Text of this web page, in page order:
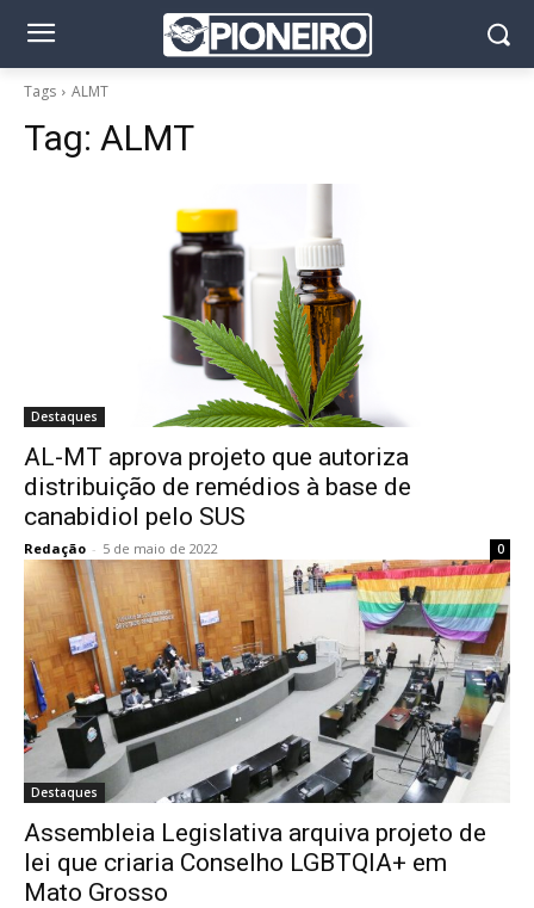
Tags ALMT
Tag: ALMT
Destaques
AL-MT aprova projeto que autoriza
distribuição de remédios à base de
canabidiol pelo SUS
Redação - 5 de maio de 2022 0
Destaques
Assembleia Legislativa arquiva projeto de
lei que criaria Conselho LGBTQIA+ em
Mato Grosso